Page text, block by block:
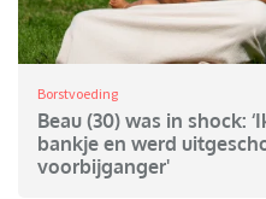
Borstvoeding
Beau (30) was in shock:
bankje en werd
voorbijganger'